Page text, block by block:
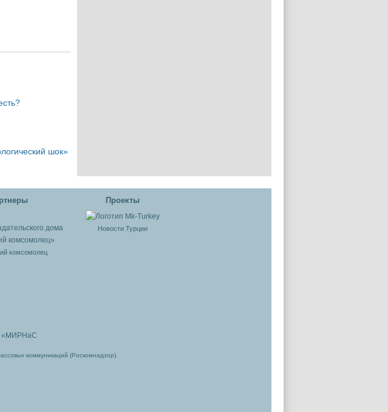
шок»
комсомолец
Проекты
Новости Турции
«МИРНаС
коммуникаций (Роскомнадзор).